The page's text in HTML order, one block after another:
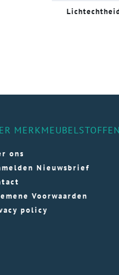
MERKMEUBELSTOFFEN
ons
Nieuwsbrief
Voorwaarden
policy